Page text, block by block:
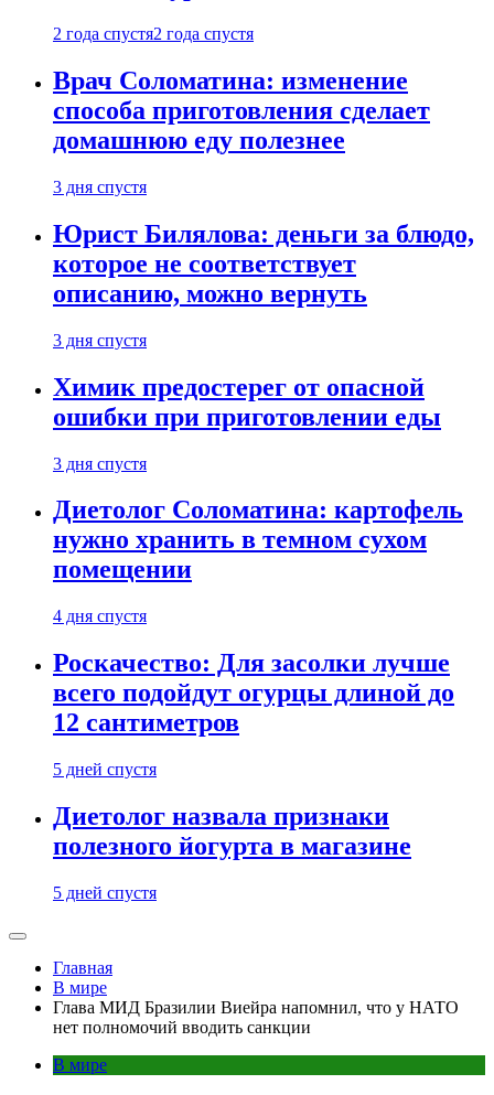
2 года спустя2 года спустя
Врач Соломатина: изменение
способа приготовления сделает
домашнюю еду полезнее
3 дня спустя
Юрист Билялова: деньги за блюдо,
которое не соответствует
описанию, можно вернуть
3 дня спустя
Химик предостерег от опасной
ошибки при приготовлении еды
3 дня спустя
Диетолог Соломатина: картофель
нужно хранить в темном сухом
помещении
4 дня спустя
Роскачество: Для засолки лучше
всего подойдут огурцы длиной до
12 сантиметров
5 дней спустя
Диетолог назвала признаки
полезного йогурта в магазине
5 дней спустя
Главная
В мире
Глава МИД Бразилии Виейра напомнил, что у НАТО
нет полномочий вводить санкции
В мире